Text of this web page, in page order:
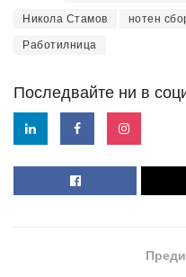
Никола Стамов нотен
Работилница
Последвайте ни в